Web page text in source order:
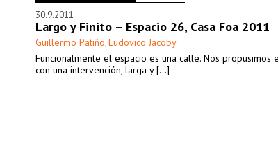
30.9.2011
Largo y Finito – Espacio 26, Casa Foa 2011
Guillermo Patiño, Ludovico Jacoby
Funcionalmente el espacio es una calle. Nos propusimos
con una intervención, larga y [...]